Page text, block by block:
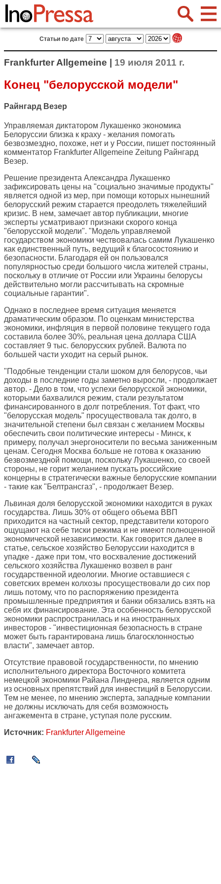
Статьи по дате
Frankfurter Allgemeine | 19 июля 2011 г.
Конец "белорусской модели"
Райнгард Везер
Управляемая диктатором Лукашенко экономика
Белоруссии близка к краху - желания помогать
безвозмездно, похоже, нет и у России, пишет постоянный
комментатор Frankfurter Allgemeine Zeitung Райнгард
Везер.
Решение президента Александра Лукашенко
зафиксировать цены на "социально значимые продукты"
является одной из мер, при помощи которых нынешний
белорусский режим старается преодолеть тяжелейший
кризис. В нем, замечает автор публикации, многие
эксперты усматривают признаки скорого конца
"белорусской модели". "Модель управляемой
государством экономики чествовалась самим Лукашенко
как единственный путь, ведущий к благосостоянию и
безопасности. Благодаря ей он пользовался
популярностью среди большого числа жителей страны,
поскольку в отличие от России или Украины белорусы
действительно могли рассчитывать на скромные
социальные гарантии".
Однако в последнее время ситуация меняется
драматическим образом. По оценкам министерства
экономики, инфляция в первой половине текущего года
составила более 30%, реальная цена доллара США
составляет 9 тыс. белорусских рублей. Валюта по
большей части уходит на серый рынок.
"Подобные тенденции стали шоком для белорусов, чьи
доходы в последние годы заметно выросли, - продолжает
автор. - Дело в том, что успехи белорусской экономики,
которыми бахвалился режим, стали результатом
финансированного в долг потребления. Тот факт, что
"белорусская модель" просуществовала так долго, в
значительной степени был связан с желанием Москвы
обеспечить свои политические интересы - Минск, к
примеру, получал энергоносители по весьма заниженным
ценам. Сегодня Москва больше не готова к оказанию
безвозмездной помощи, поскольку Лукашенко, со своей
стороны, не горит желанием пускать российские
концерны в стратегически важные белорусские компании
- такие как "Белтрансгаз", - продолжает Везер.
Львиная доля белорусской экономики находится в руках
государства. Лишь 30% от общего объема ВВП
приходится на частный сектор, представители которого
ощущают на себе тиски режима и не имеют полноценной
экономической независимости. Как говорится далее в
статье, сельское хозяйство Белоруссии находится в
упадке - даже при том, что восхваление достижений
сельского хозяйства Лукашенко возвел в ранг
государственной идеологии. Многие оставшиеся с
советских времен колхозы просуществовали до сих пор
лишь потому, что по распоряжению президента
промышленные предприятия и банки обязались взять на
себя их финансирование. Эта особенность белорусской
экономики распространилась и на иностранных
инвесторов - "инвестиционная безопасность в стране
может быть гарантирована лишь благосклонностью
власти", замечает автор.
Отсутствие правовой государственности, по мнению
исполнительного директора Восточного комитета
немецкой экономики Райана Линднера, является одним
из основных препятствий для инвестиций в Белоруссии.
Тем не менее, по мнению эксперта, западные компании
не должны исключать для себя возможность
ангажемента в стране, уступая поле русским.
Источник: Frankfurter Allgemeine